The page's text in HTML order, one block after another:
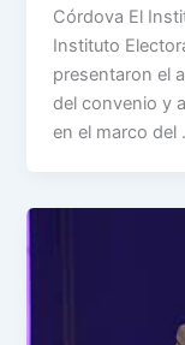
Córdova El
Instituto
presentaron el
del convenio y
en el marco del